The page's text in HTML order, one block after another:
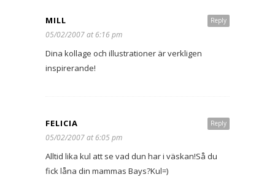
Reply
MILL
05/02/2007 at 6:16 pm
Dina kollage och illustrationer är verkligen
inspirerande!
Reply
FELICIA
05/02/2007 at 6:05 pm
Alltid lika kul att se vad dun har i väskan!Så du
fick låna din mammas Bays?Kul=)